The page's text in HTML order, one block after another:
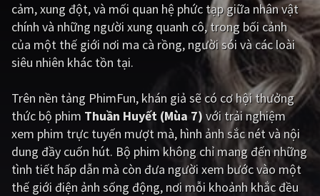
Viễn tưởng Khoa học - Tài liệu
Hoạt hình Thể thao
Tình cảm - Lãng mạn
Giật gân Gia đình
Lịch sử
Viễn Tây Tiểu sử
GameShow DramaTV
cảm, xung đột, và mối quan hệ phức tạp giữa nhân vật
chính và những người xung quanh cô, trong bối cảnh
của một thế giới nơi ma cà rồng, người sói và các loài
siêu nhiên khác tồn tại.
Trên nền tảng PhimFun, khán giả sẽ có cơ hội thưởng
thức bộ phim Thuần Huyết (Mùa 7)với trải nghiệm
xem phim trực tuyến mượt mà, hình ảnh sắc nét và nội
dung đầy cuốn hút. Bộ phim không chỉ mang đến những
tình tiết hấp dẫn mà còn đưa người xem bước vào một
thế giới điện ảnh sống động, nơi mỗi khoảnh khắc đều